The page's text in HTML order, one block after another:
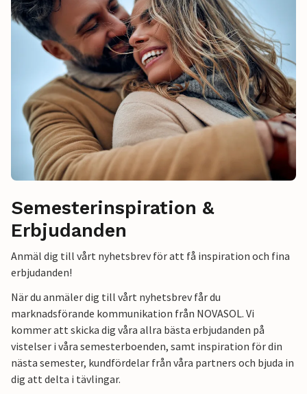
Semesterinspiration &
Erbjudanden
Anmäl dig till vårt nyhetsbrev för att få inspiration och fina
erbjudanden!
När du anmäler dig till vårt nyhetsbrev får du
marknadsförande kommunikation från NOVASOL. Vi
kommer att skicka dig våra allra bästa erbjudanden på
vistelser i våra semesterboenden, samt inspiration för din
nästa semester, kundfördelar från våra partners och bjuda in
dig att delta i tävlingar.